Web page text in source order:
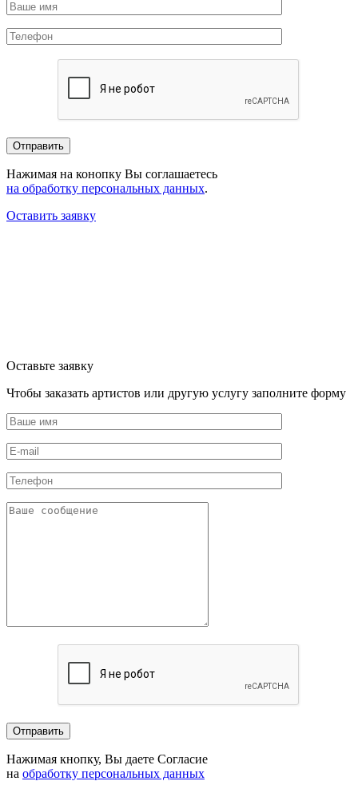
Нажимая на конопку Вы соглашаетесь
на обработку персональных данных.
Оставить заявку
Оставьте заявку
Чтобы заказать артистов или другую услугу заполните форму
Нажимая кнопку, Вы даете Согласие
на обработку персональных данных